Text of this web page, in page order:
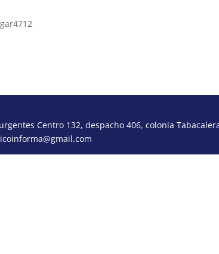
Centro 132, despacho 406, colonia